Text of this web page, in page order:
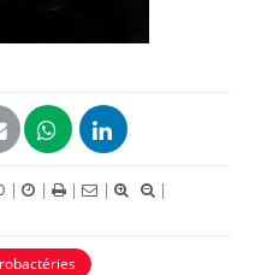
| | | |
|